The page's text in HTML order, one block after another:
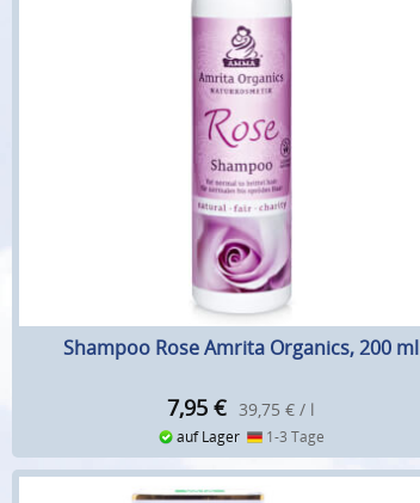
Shampoo Rose Amrita Organics, 200 ml
7,95 € 39,75 € / l
auf Lager 1-3 Tage